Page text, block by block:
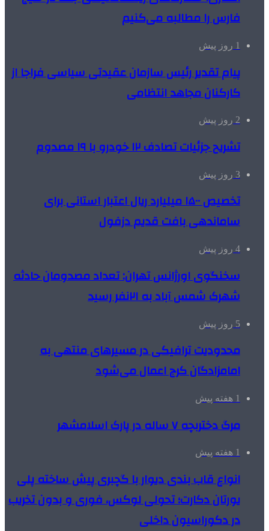
فارس را مطالبه‌ می‌کنیم
1 روز پیش
پیام تقدیر رئیس سازمان عقیدتی سیاسی فراجا از
کارکنان مجاهد انتظامی
2 روز پیش
تشریح جزئیات تصادف ۱۲ خودرو با ۱۹ مصدوم
3 روز پیش
تخصیص ۱۵۰۰ میلیارد ریال اعتبار استانی برای
ساماندهی بافت قدیم دزفول
4 روز پیش
سخنگوی اورژانس تهران: تعداد مصدومان حادثه
شهرک شمس آباد به ۲۱نفر رسید
5 روز پیش
محدودیت ترافیکی در مسیرهای منتهی به
امامزادگان کرج اعمال می‌شود
1 هفته پیش
مرگ دختربچه ۷ ساله در پارک اسلامشهر
1 هفته پیش
انواع قاب بندی دیوار با گچبری پیش ساخته پلی
یورتان دکارت؛ تحولی لوکس، فوری و بدون تخریب
در دکوراسیون داخلی